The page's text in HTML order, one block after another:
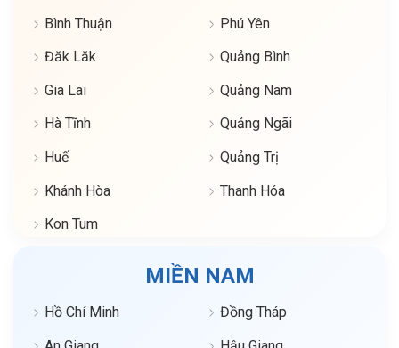
Bình Thuận
Đăk Lăk
Gia Lai
Hà Tĩnh
Huế
Khánh Hòa
Kon Tum
Phú Yên
Quảng Bình
Quảng Nam
Quảng Ngãi
Quảng Trị
Thanh Hóa
MIỀN NAM
Hồ Chí Minh
Đồng Tháp